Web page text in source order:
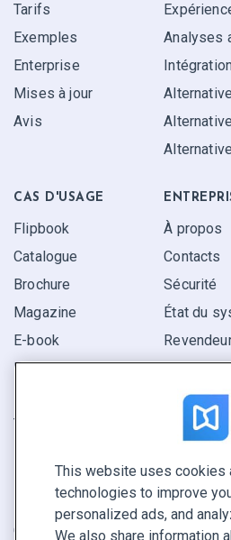
Tarifs
Exemples
Enterprise
Mises à jour
Avis
Analyses
CAS D'USAGE
Flipbook
Catalogue
Brochure
Magazine
E-book
Rapport
Trouvez le vôtre
À propos
Contacts
Sécurité
État du
GARDEZ LE CONTACT
Demander une démo
Contactez notre équipe +1 855
This website uses cookies
technologies to improve
personalized ads, and
We also share information